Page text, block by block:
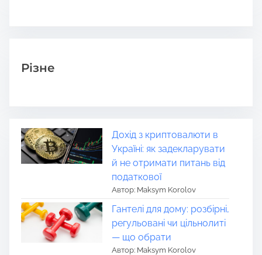
Різне
Дохід з криптовалюти в
Україні: як задекларувати
й не отримати питань від
податкової
Автор: Maksym Korolov
Гантелі для дому: розбірні,
регульовані чи цільнолиті
— що обрати
Автор: Maksym Korolov